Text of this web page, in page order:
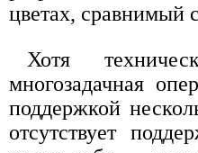
цветах, сравнимый
Хотя
многозадачная
поддержкой
отсутствует